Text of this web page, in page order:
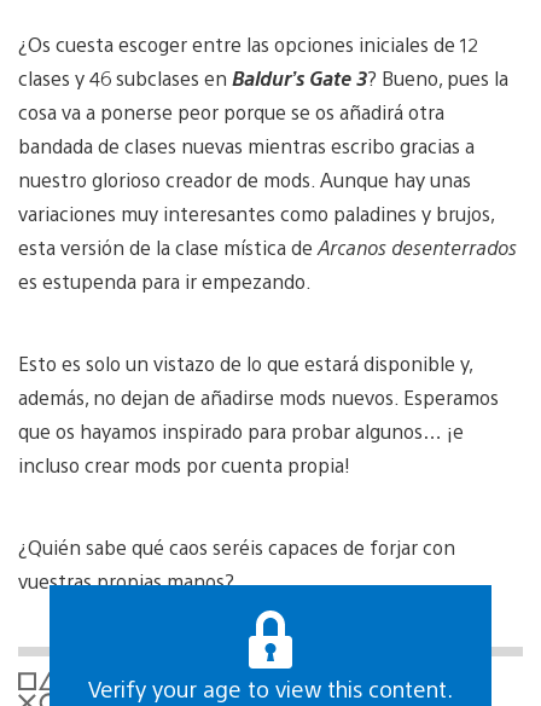
¿Os cuesta escoger entre las opciones iniciales de 12
clases y 46 subclases en Baldur’s Gate 3? Bueno, pues la
cosa va a ponerse peor porque se os añadirá otra
bandada de clases nuevas mientras escribo gracias a
nuestro glorioso creador de mods. Aunque hay unas
variaciones muy interesantes como paladines y brujos,
esta versión de la clase mística de Arcanos desenterrados
es estupenda para ir empezando.
Esto es solo un vistazo de lo que estará disponible y,
además, no dejan de añadirse mods nuevos. Esperamos
que os hayamos inspirado para probar algunos… ¡e
incluso crear mods por cuenta propia!
¿Quién sabe qué caos seréis capaces de forjar con
vuestras propias manos?
Verify your age to view this content.